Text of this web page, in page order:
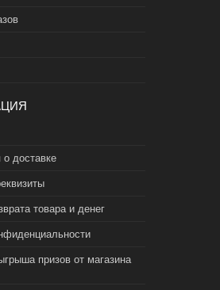
доставке
товара и денег
призов от магазина